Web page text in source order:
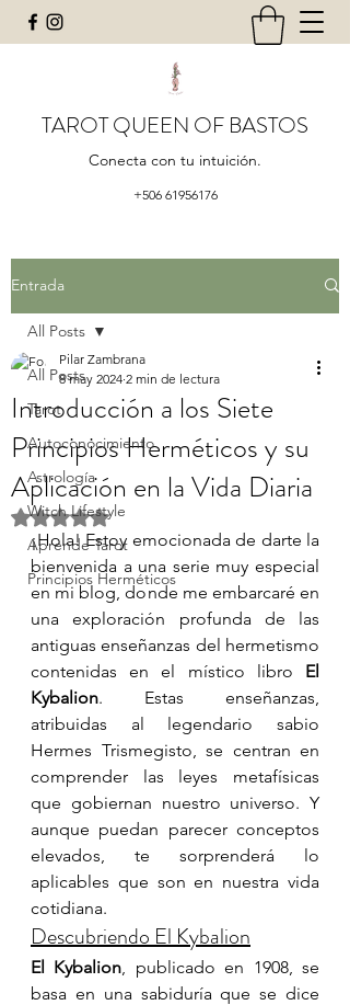
TAROT QUEEN OF BASTOS
Conecta con tu intuición.
+506 61956176
Entrada
All Posts
Tarot
Autoconocimiento
Astrología
Witch Lifestyle
Aprende Tarot
Principios Herméticos
All Posts
Introducción a los Siete
Principios Herméticos y su
Aplicación en la Vida Diaria
Pilar Zambrana
8 may 2024 2 min de lectura
Obtuvo NaN de 5 estrellas.
¡Hola! Estoy emocionada de darte la
bienvenida a una serie muy especial
en mi blog, donde me embarcaré en
una exploración profunda de las
antiguas enseñanzas del hermetismo
contenidas en el místico libro El
Kybalion. Estas enseñanzas,
atribuidas al legendario sabio
Hermes Trismegisto, se centran en
comprender las leyes metafísicas
que gobiernan nuestro universo. Y
aunque puedan parecer conceptos
elevados, te sorprenderá lo
aplicables que son en nuestra vida
cotidiana.
Descubriendo El Kybalion
El Kybalion , publicado en 1908, se
basa en una sabiduría que se dice